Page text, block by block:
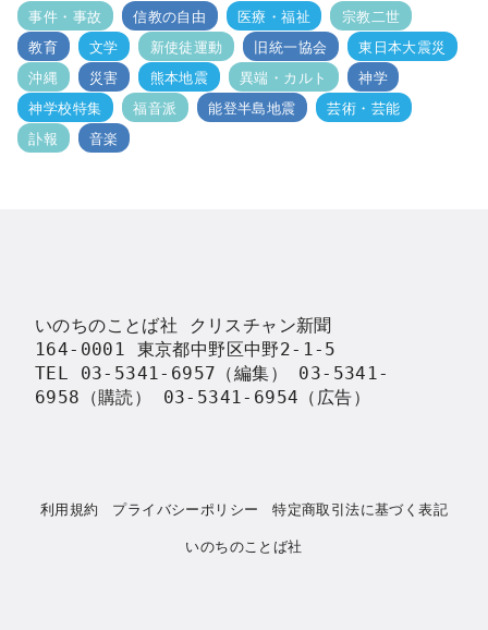
事件・事故
信教の自由 医療・福祉
宗教二世
教育
文学 新使徒運動 旧統一協会
東日本大震災
沖縄
災害 熊本地震 異端・カルト
神学
神学校特集
福音派 能登半島地震
芸術・芸能
訃報
音楽
いのちのことば社 クリスチャン新聞
164-0001 東京都中野区中野2-1-5
TEL 03-5341-6957（編集） 03-5341-
6958（購読） 03-5341-6954（広告）
利用規約 プライバシーポリシー
特定商取引法に基づく表記
いのちのことば社